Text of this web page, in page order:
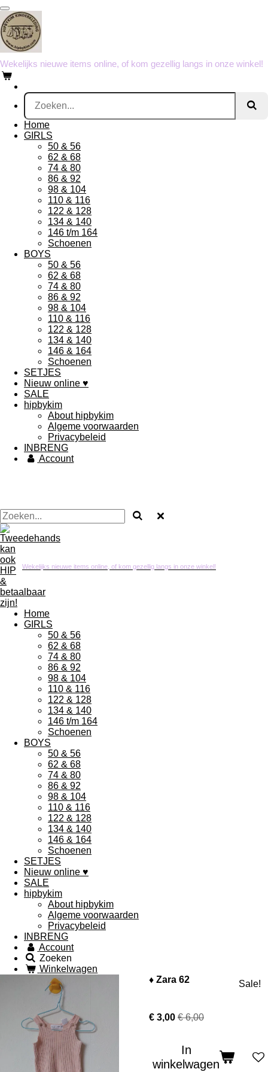
Ga
direct
naar
de
hoofdinhoud
Wekelijks nieuwe items online, of kom gezellig langs in onze winkel!
Home
GIRLS
50 & 56
62 & 68
74 & 80
86 & 92
98 & 104
110 & 116
122 & 128
134 & 140
146 t/m 164
Schoenen
BOYS
50 & 56
62 & 68
74 & 80
86 & 92
98 & 104
110 & 116
122 & 128
134 & 140
146 & 164
Schoenen
SETJES
Nieuw online ♥
SALE
hipbykim
About hipbykim
Algeme voorwaarden
Privacybeleid
INBRENG
Account
Wekelijks nieuwe items online, of kom gezellig langs in onze winkel!
Home
GIRLS
50 & 56
62 & 68
74 & 80
86 & 92
98 & 104
110 & 116
122 & 128
134 & 140
146 t/m 164
Schoenen
BOYS
50 & 56
62 & 68
74 & 80
86 & 92
98 & 104
110 & 116
122 & 128
134 & 140
146 & 164
Schoenen
SETJES
Nieuw online ♥
SALE
hipbykim
About hipbykim
Algeme voorwaarden
Privacybeleid
INBRENG
Account
Zoeken
Winkelwagen
♦ Zara 62
Sale!
€ 3,00 € 6,00
In
winkelwagen